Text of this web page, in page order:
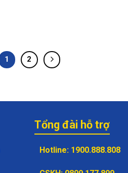
1 2
Tổng đài hỗ trợ
Hotline: 1900.888.808